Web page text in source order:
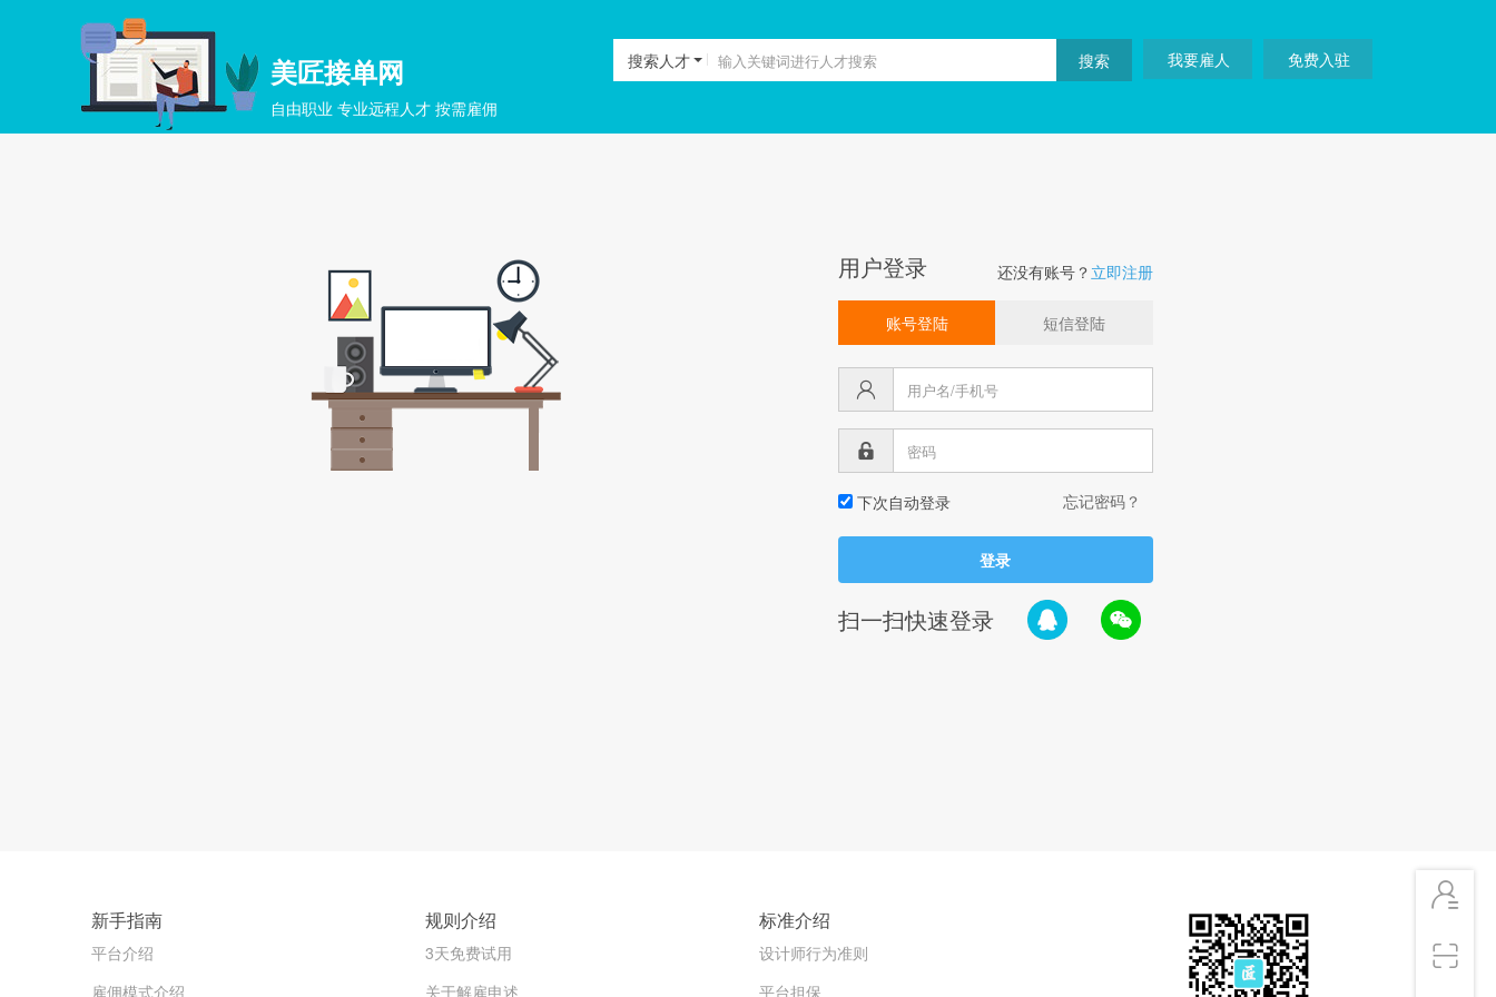
美匠接单网
自由职业 专业远程人才 按需雇佣
搜索人才 我要雇人 免费入驻
用户登录 还没有账号？ 立即注册
账号登陆 短信登陆
下次自动登录 忘记密码？
登录
扫一扫快速登录
新手指南
平台介绍
雇佣模式介绍
规则介绍
3天免费试用
关于解雇申述
标准介绍
设计师行为准则
平台担保